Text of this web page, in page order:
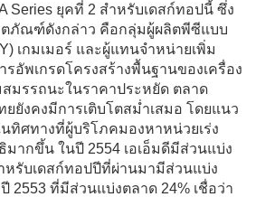
Series ยุคที่ 2 สำหรับเดสก์ทอปนี้ ซึ่ง
ตภัณฑ์ดังกล่าว คือกลุ่มผู้ผลิตพีซีแบบ
เกมเมอร์ และผู้แทนจำหน่ายเพิ่ม
รอัพเกรดโครงสร้างพื้นฐานของเครื่อง
สมรรถนะในราคาประหยัด ตลาด
ยยังคงมีการเติบโตสม่ำเสมอ โดยแนว
ทิศทางที่ผู้บริโภคมองหาหน่วยเร่ง
ากขึ้น ในปี 2554 เอเอ็มดีมีส่วนแบ่ง
หรับเดสก์ทอปปีที่ผ่านมามีส่วนแบ่ง
2553 ที่มีส่วนแบ่งตลาด 24% เชื่อว่า